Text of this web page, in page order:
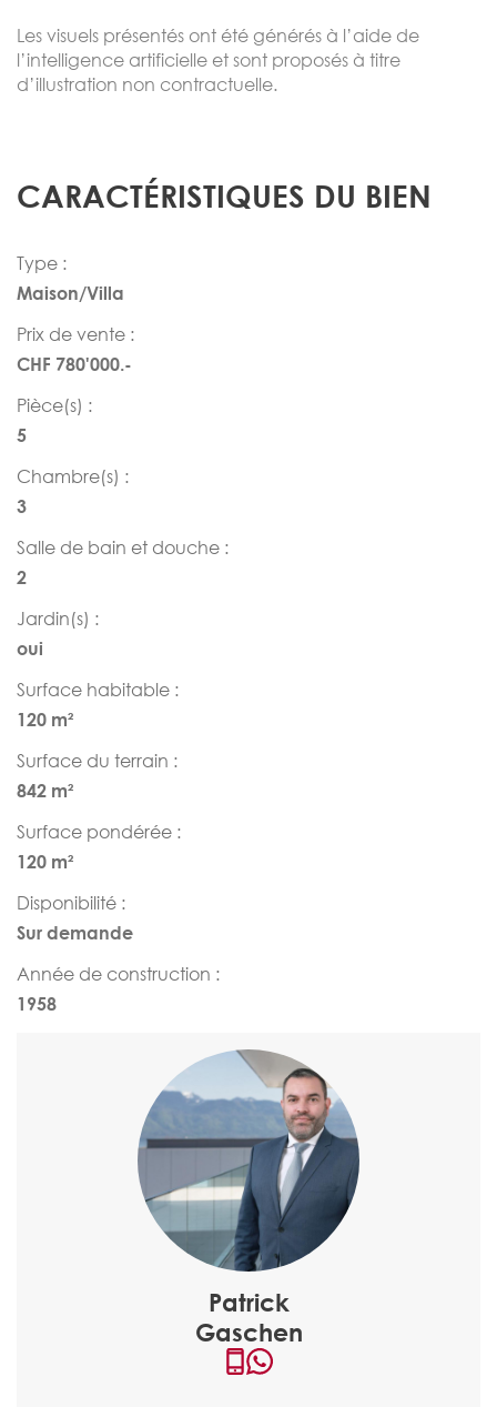
Les visuels présentés ont été générés à l’aide de
l’intelligence artificielle et sont proposés à titre
d’illustration non contractuelle.
CARACTÉRISTIQUES DU BIEN
Type :
Maison/Villa
Prix de vente :
CHF 780'000.-
Pièce(s) :
5
Chambre(s) :
3
Salle de bain et douche :
2
Jardin(s) :
oui
Surface habitable :
120 m²
Surface du terrain :
842 m²
Surface pondérée :
120 m²
Disponibilité :
Sur demande
Année de construction :
1958
Patrick
Gaschen